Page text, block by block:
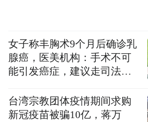
微博，“陕西招生考试信息网
自己所报考的志愿批次已经
等待系统更新后，可查询本
女子称丰胸术9个月后确诊乳
腺癌，医美机构：手术不可
能引发癌症，建议走司法途
台湾宗教团体疫情期间求购
新冠疫苗被骗10亿，蒋万